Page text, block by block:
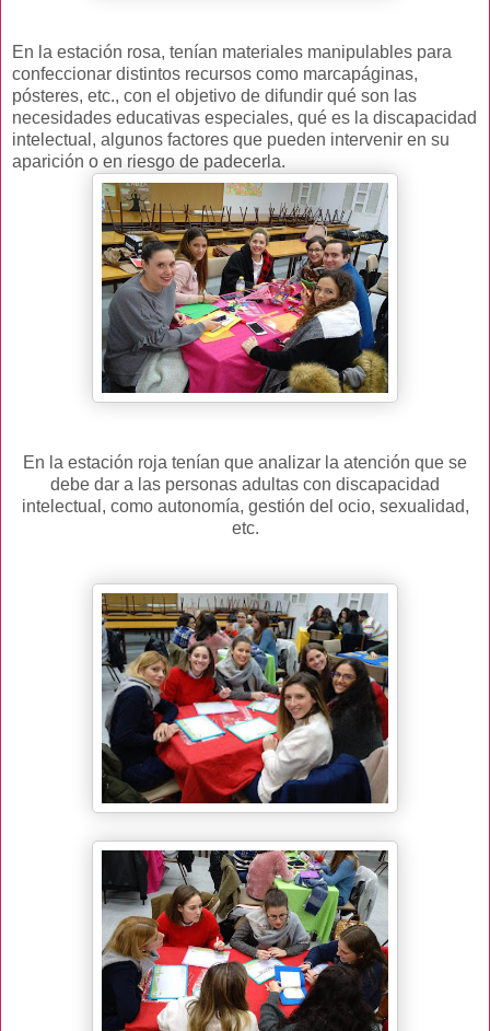
En la estación rosa, tenían materiales manipulables para
confeccionar distintos recursos como marcapáginas,
pósteres, etc., con el objetivo de difundir qué son las
necesidades educativas especiales, qué es la discapacidad
intelectual, algunos factores que pueden intervenir en su
aparición o en riesgo de padecerla.
En la estación roja tenían que analizar la atención que se
debe dar a las personas adultas con discapacidad
intelectual, como autonomía, gestión del ocio, sexualidad,
etc.